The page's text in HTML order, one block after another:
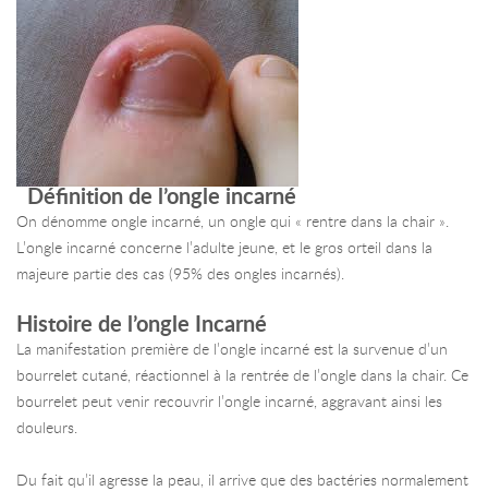
Définition de l’ongle incarné
On dénomme ongle incarné, un ongle qui « rentre dans la chair ».
L’ongle incarné concerne l’adulte jeune, et le gros orteil dans la
majeure partie des cas (95% des ongles incarnés).
Histoire de l’ongle Incarné
La manifestation première de l’ongle incarné est la survenue d’un
bourrelet cutané, réactionnel à la rentrée de l’ongle dans la chair. Ce
bourrelet peut venir recouvrir l’ongle incarné, aggravant ainsi les
douleurs.
Du fait qu’il agresse la peau, il arrive que des bactéries normalement